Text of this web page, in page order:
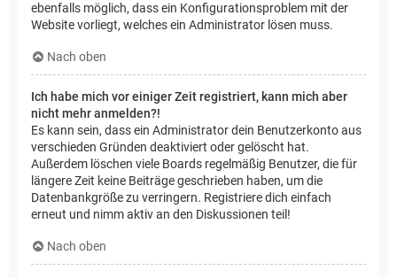
ebenfalls möglich, dass ein Konfigurationsproblem mit der
Website vorliegt, welches ein Administrator lösen muss.
Nach oben
Ich habe mich vor einiger Zeit registriert, kann mich aber
nicht mehr anmelden?!
Es kann sein, dass ein Administrator dein Benutzerkonto aus
verschieden Gründen deaktiviert oder gelöscht hat.
Außerdem löschen viele Boards regelmäßig Benutzer, die für
längere Zeit keine Beiträge geschrieben haben, um die
Datenbankgröße zu verringern. Registriere dich einfach
erneut und nimm aktiv an den Diskussionen teil!
Nach oben